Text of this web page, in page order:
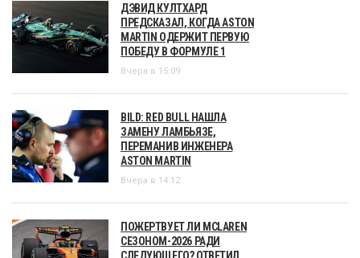
ДЭВИД КУЛТХАРД
ПРЕДСКАЗАЛ, КОГДА ASTON
MARTIN ОДЕРЖИТ ПЕРВУЮ
ПОБЕДУ В ФОРМУЛЕ 1
Вчера в 15:09
BILD: RED BULL НАШЛА
ЗАМЕНУ ЛАМБЬЯЗЕ,
ПЕРЕМАНИВ ИНЖЕНЕРА
ASTON MARTIN
Вчера в 14:12
ПОЖЕРТВУЕТ ЛИ MCLAREN
СЕЗОНОМ-2026 РАДИ